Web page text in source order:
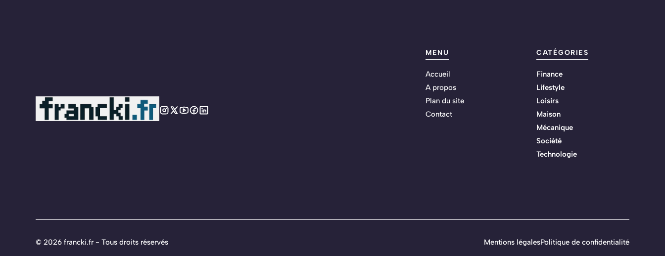
MENU
Accueil
A propos
Plan du site
Contact
CATÉGORIES
Finance
Lifestyle
Loisirs
Maison
Mécanique
Société
Technologie
© 2026 francki.fr - Tous droits réservés Mentions légalesPolitique de confidentialité